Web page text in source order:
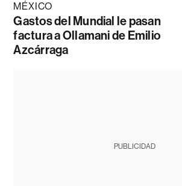
MÉXICO
Gastos del Mundial le pasan
factura a Ollamani de Emilio
Azcárraga
PUBLICIDAD